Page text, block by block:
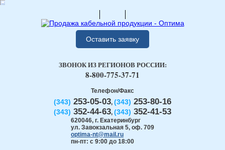
Оставить заявку
Телефон/Факс
(343) 253-05-03, (343) 253-80-16
(343) 352-44-63, (343) 352-41-53
620046, г. Екатеринбург
ул. Завокзальная 5, оф. 709
optima-nt@mail.ru
пн-пт: с 9:00 до 18:00
ЗВОНОК ИЗ РЕГИОНОВ РОССИИ:
8-800-775-37-71